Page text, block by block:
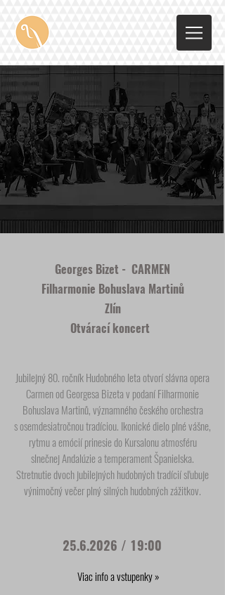
Georges Bizet - CARMEN
Filharmonie Bohuslava Martinů
Zlín
Otvárací koncert
Jubilejný 80. ročník Hudobného leta otvorí slávna opera
Carmen od Georgesa Bizeta v podaní Filharmonie
Bohuslava Martinů, významného českého orchestra
s osemdesiatročnou tradíciou. Ikonické dielo plné vášne,
rytmu a emócií prinesie do Kursalonu atmosféru
slnečnej Andalúzie a temperament Španielska.
Stretnutie dvoch jubilejných hudobných tradícií sľubuje
výnimočný večer plný silných hudobných zážitkov.
25.6.2026 / 19:00
Viac info a vstupenky »